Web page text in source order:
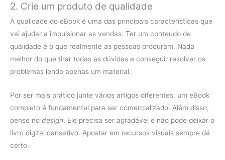
2. Crie um produto de qualidade
A qualidade do eBook é uma das principais características que
vai ajudar a impulsionar as vendas. Ter um conteúdo de
qualidade é o que realmente as pessoas procuram. Nada
melhor do que tirar todas as dúvidas e conseguir resolver os
problemas lendo apenas um material.
Por ser mais prático junte vários artigos diferentes, um eBook
completo é fundamental para ser comercializado. Além disso,
pense no design. Ele precisa ser agradável e não pode deixar o
livro digital cansativo. Apostar em recursos visuais sempre dá
certo.